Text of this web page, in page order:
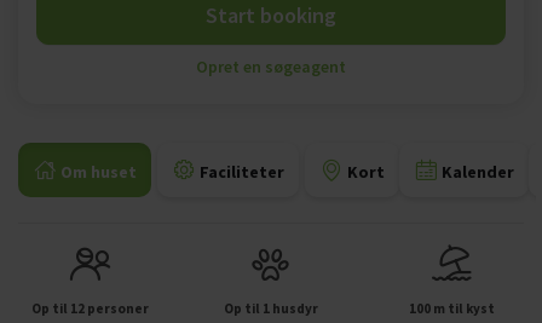
Om huset Faciliteter Kort Kalender
Op til 12 personer Op til 1 husdyr 100 m til kyst
Start booking
Opret en søgeagent